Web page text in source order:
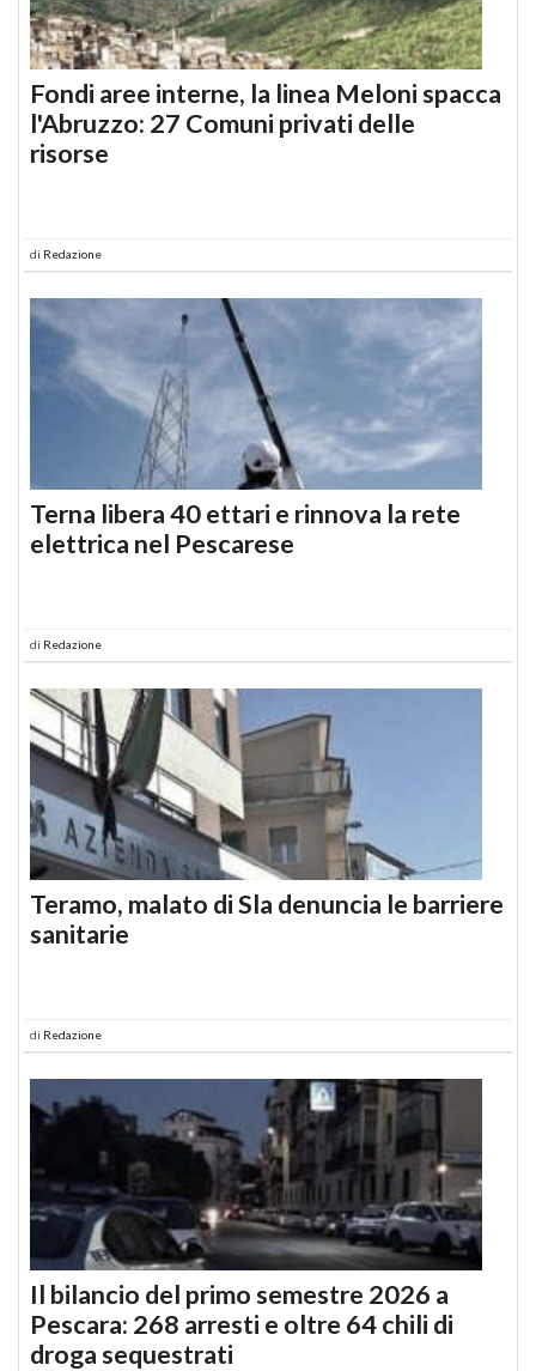
Fondi aree interne, la linea Meloni spacca
l'Abruzzo: 27 Comuni privati delle
risorse
di Redazione
Terna libera 40 ettari e rinnova la rete
elettrica nel Pescarese
di Redazione
Teramo, malato di Sla denuncia le barriere
sanitarie
di Redazione
Il bilancio del primo semestre 2026 a
Pescara: 268 arresti e oltre 64 chili di
droga sequestrati